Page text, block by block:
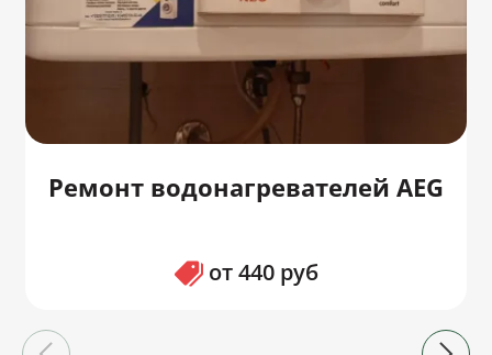
Ремонт водонагревателей AEG
от 440 руб